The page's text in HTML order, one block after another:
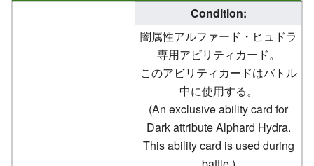
Condition:
闇属性アルファード・ヒュドラ
専用アビリティカード。
このアビリティカードはバトル
中に使用する。
(An exclusive ability card for
Dark attribute Alphard Hydra.
This ability card is used during